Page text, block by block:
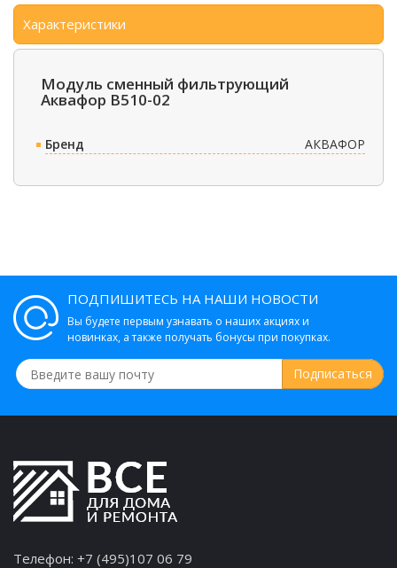
Характеристики
Модуль сменный фильтрующий
Аквафор В510-02
Бренд АКВАФОР
ПОДПИШИТЕСЬ НА НАШИ НОВОСТИ
Вы будете первым узнавать о наших акциях и
новинках, а также получать бонусы при покупках.
Телефон: +7 (495)107 06 79